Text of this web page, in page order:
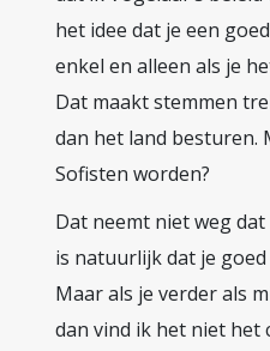
het idee dat je een
enkel en alleen als je
Dat maakt stemmen
dan het land besturen.
Sofisten worden?
Dat neemt niet weg
is natuurlijk dat je
Maar als je verder als
dan vind ik het niet het